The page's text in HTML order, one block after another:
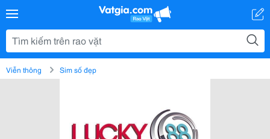
Viễn thông Sim số đẹp